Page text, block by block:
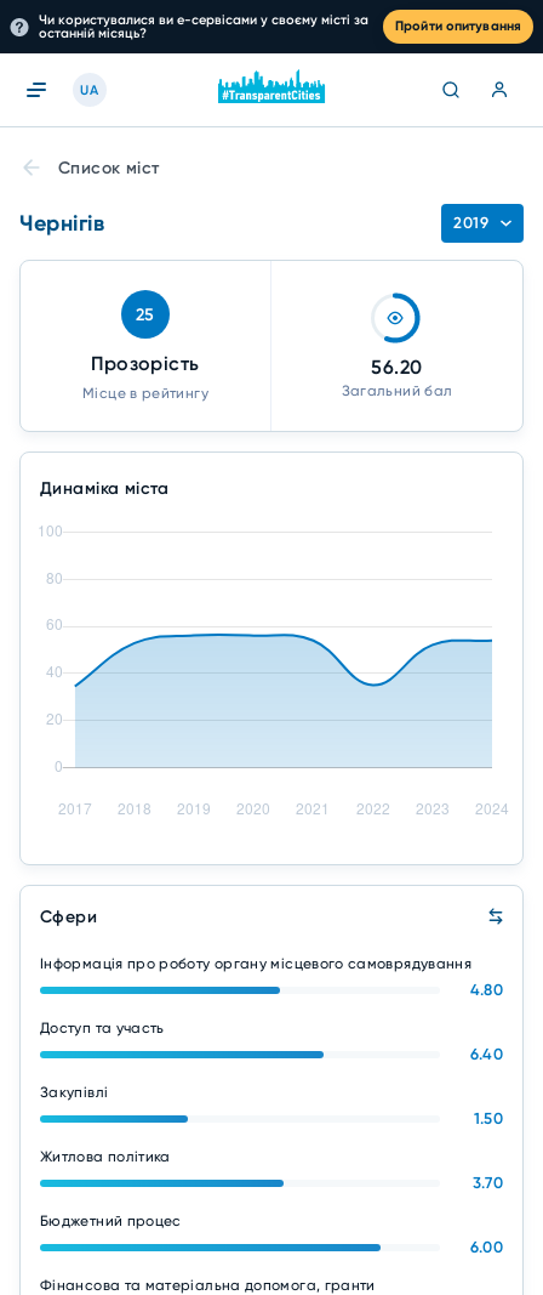
Чи користувалися ви е-сервісами у своєму місті за
останній місяць?
Пройти опитування
UA
Список міст
Чернігів 2019
25
Прозорість
Місце в рейтингу
56.20
Загальний бал
Динаміка міста
Сфери
Інформація про роботу органу місцевого самоврядування
4.80
Доступ та участь
6.40
Закупівлі
1.50
Житлова політика
3.70
Бюджетний процес
6.00
Фінансова та матеріальна допомога, гранти